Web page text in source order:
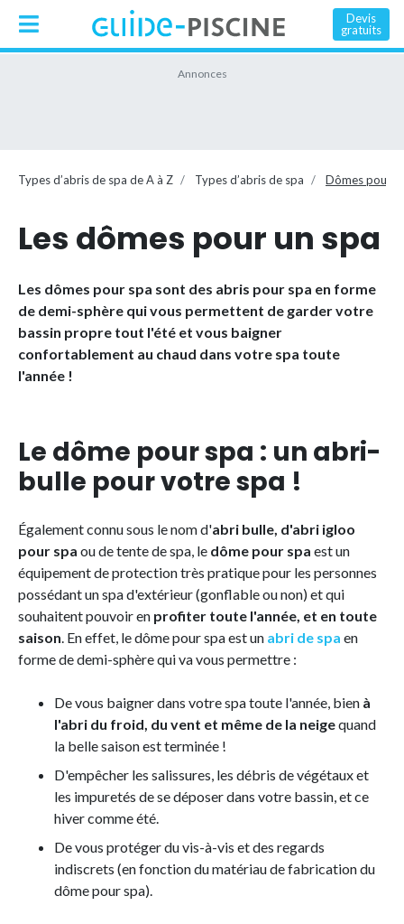
Devis
gratuits
Types d’abris de spa de A à Z Types d’abris de spa Dômes pour
Les dômes pour un spa
Les dômes pour spa sont des abris pour spa en forme
de demi-sphère qui vous permettent de garder votre
bassin propre tout l'été et vous baigner
confortablement au chaud dans votre spa toute
l'année !
Le dôme pour spa : un abri-
bulle pour votre spa !
Également connu sous le nom d'abri bulle, d'abri igloo
pour spa ou de tente de spa, le dôme pour spa est un
équipement de protection très pratique pour les personnes
possédant un spa d'extérieur (gonflable ou non) et qui
souhaitent pouvoir en profiter toute l'année, et en toute
saison. En effet, le dôme pour spa est un abri de spa en
forme de demi-sphère qui va vous permettre :
De vous baigner dans votre spa toute l'année, bien à
l'abri du froid, du vent et même de la neigequand
la belle saison est terminée !
D'empêcher les salissures, les débris de végétaux et
les impuretés de se déposer dans votre bassin, et ce
hiver comme été.
De vous protéger du vis-à-vis et des regards
indiscrets (en fonction du matériau de fabrication du
dôme pour spa).